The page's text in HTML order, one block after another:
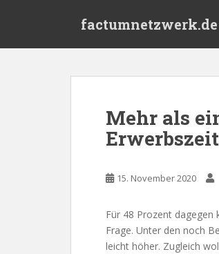
factumnetzwerk.de
Mehr als
15. November 2020
Für 48 Prozent
Frage. Unter den noch
leicht höher. Zugleich